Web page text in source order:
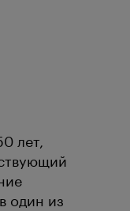
лет,
один из